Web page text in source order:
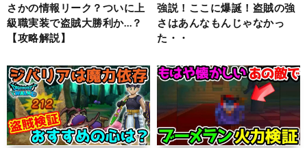
さかの情報リーク？ついに上
級職実装で盗賊大勝利か…？
【攻略解説】
強説！ここに爆誕！盗賊の強
さはあんなもんじゃなかっ
た・・